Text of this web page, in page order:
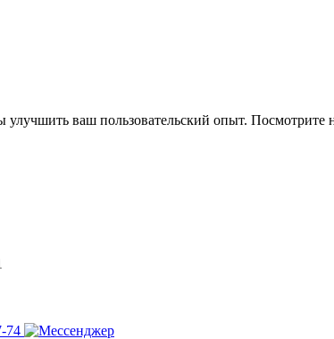
улучшить ваш пользовательский опыт.
74